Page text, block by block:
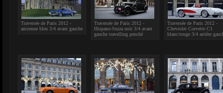
Traversée de Paris 2012 -
ancienne bleu 3/4 avant gauche
Traversée de Paris 2012 -
Hispano-Suiza noir 3/4 avant
gauche travelling penché
Traversée de Paris 2012 -
Chevrolet Corvette C1
blanc/rouge 3/4 arrière